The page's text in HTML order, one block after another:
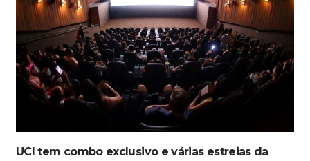
UCI tem combo exclusivo e várias estreias da